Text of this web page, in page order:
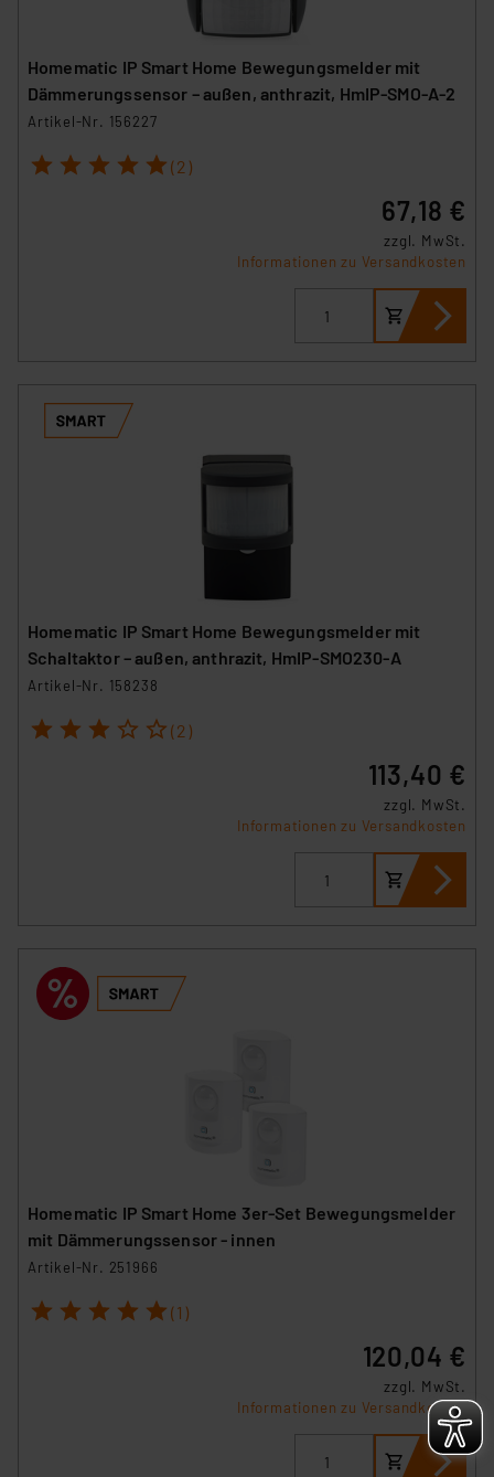
personenbezogene Daten in
Überwachungsprogrammen verarbeiten, ohne dass
hiergegen Klagemöglichkeiten für Europäer bestehen.
Unsere Kooperation mit diesen Dienstleistern stützt
sich auf die Standarddatenschutzklauseln der
Beurteilung der mit der Datenübermittlung,
Datenschutzerklärung
Homematic IP Smart Home Bewegungsmelder mit
Dämmerungssensor – außen, anthrazit, HmIP-SMO-A-2
Artikel-Nr. 156227
1 2 3 4 5 (2)
67,18 €
zzgl. MwSt.
Informationen zu Versandkosten
Homematic IP Smart Home Bewegungsmelder mit
Schaltaktor – außen, anthrazit, HmIP-SMO230-A
Artikel-Nr. 158238
1 2 3 4 5 (2)
113,40 €
zzgl. MwSt.
Informationen zu Versandkosten
Homematic IP Smart Home 3er-Set Bewegungsmelder
mit Dämmerungssensor - innen
Artikel-Nr. 251966
1 2 3 4 5 (1)
120,04 €
zzgl. MwSt.
Informationen zu Versandkosten